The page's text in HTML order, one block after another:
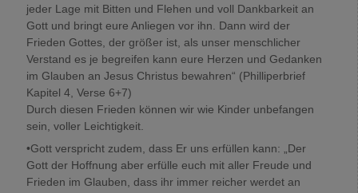
jeder Lage mit Bitten und Flehen und voll Dankbarkeit an
Gott und bringt eure Anliegen vor ihn. Dann wird der
Frieden Gottes, der größer ist, als unser menschlicher
Verstand es je begreifen kann eure Herzen und Gedanken
im Glauben an Jesus Christus bewahren“ (Philliperbrief
Kapitel 4, Verse 6+7)
Durch diesen Frieden können wir wie Kinder unbefangen
sein, voller Leichtigkeit.
•Gott verspricht zudem, dass Er uns erfüllen kann: „Der
Gott der Hoffnung aber erfülle euch mit aller Freude und
Frieden im Glauben, dass ihr immer reicher werdet an